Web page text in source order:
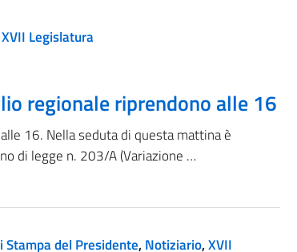
XVII Legislatura
regionale riprendono alle 16
16. Nella seduta di questa mattina è
di legge n. 203/A (Variazione …
Stampa del Presidente,Notiziario,XVII